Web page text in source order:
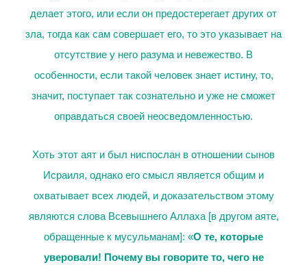
делает этого, или если он предостерегает других от
зла, тогда как сам совершает его, то это указывает на
отсутствие у него разума и невежество. В
особенности, если такой человек знает истину, то,
значит, поступает так сознательно и уже не сможет
оправдаться своей неосведомленностью.
Хоть этот аят и был ниспослан в отношении сынов
Исраиля, однако его смысл является общим и
охватывает всех людей, и доказательством этому
являются слова Всевышнего Аллаха [в другом аяте,
обращенные к мусульманам]: «О те, которые
уверовали! Почему вы говорите то, чего не